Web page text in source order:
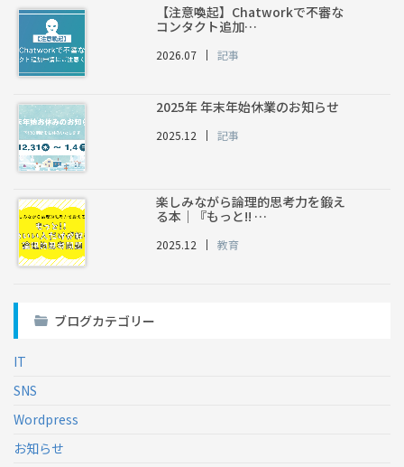
【注意喚起】Chatworkで不審な
コンタクト追加…
2026.07 記事
2025年 年末年始休業のお知らせ
2025.12 記事
楽しみながら論理的思考力を鍛え
る本｜『もっと!! …
2025.12 教育
ブログカテゴリー
IT
SNS
Wordpress
お知らせ